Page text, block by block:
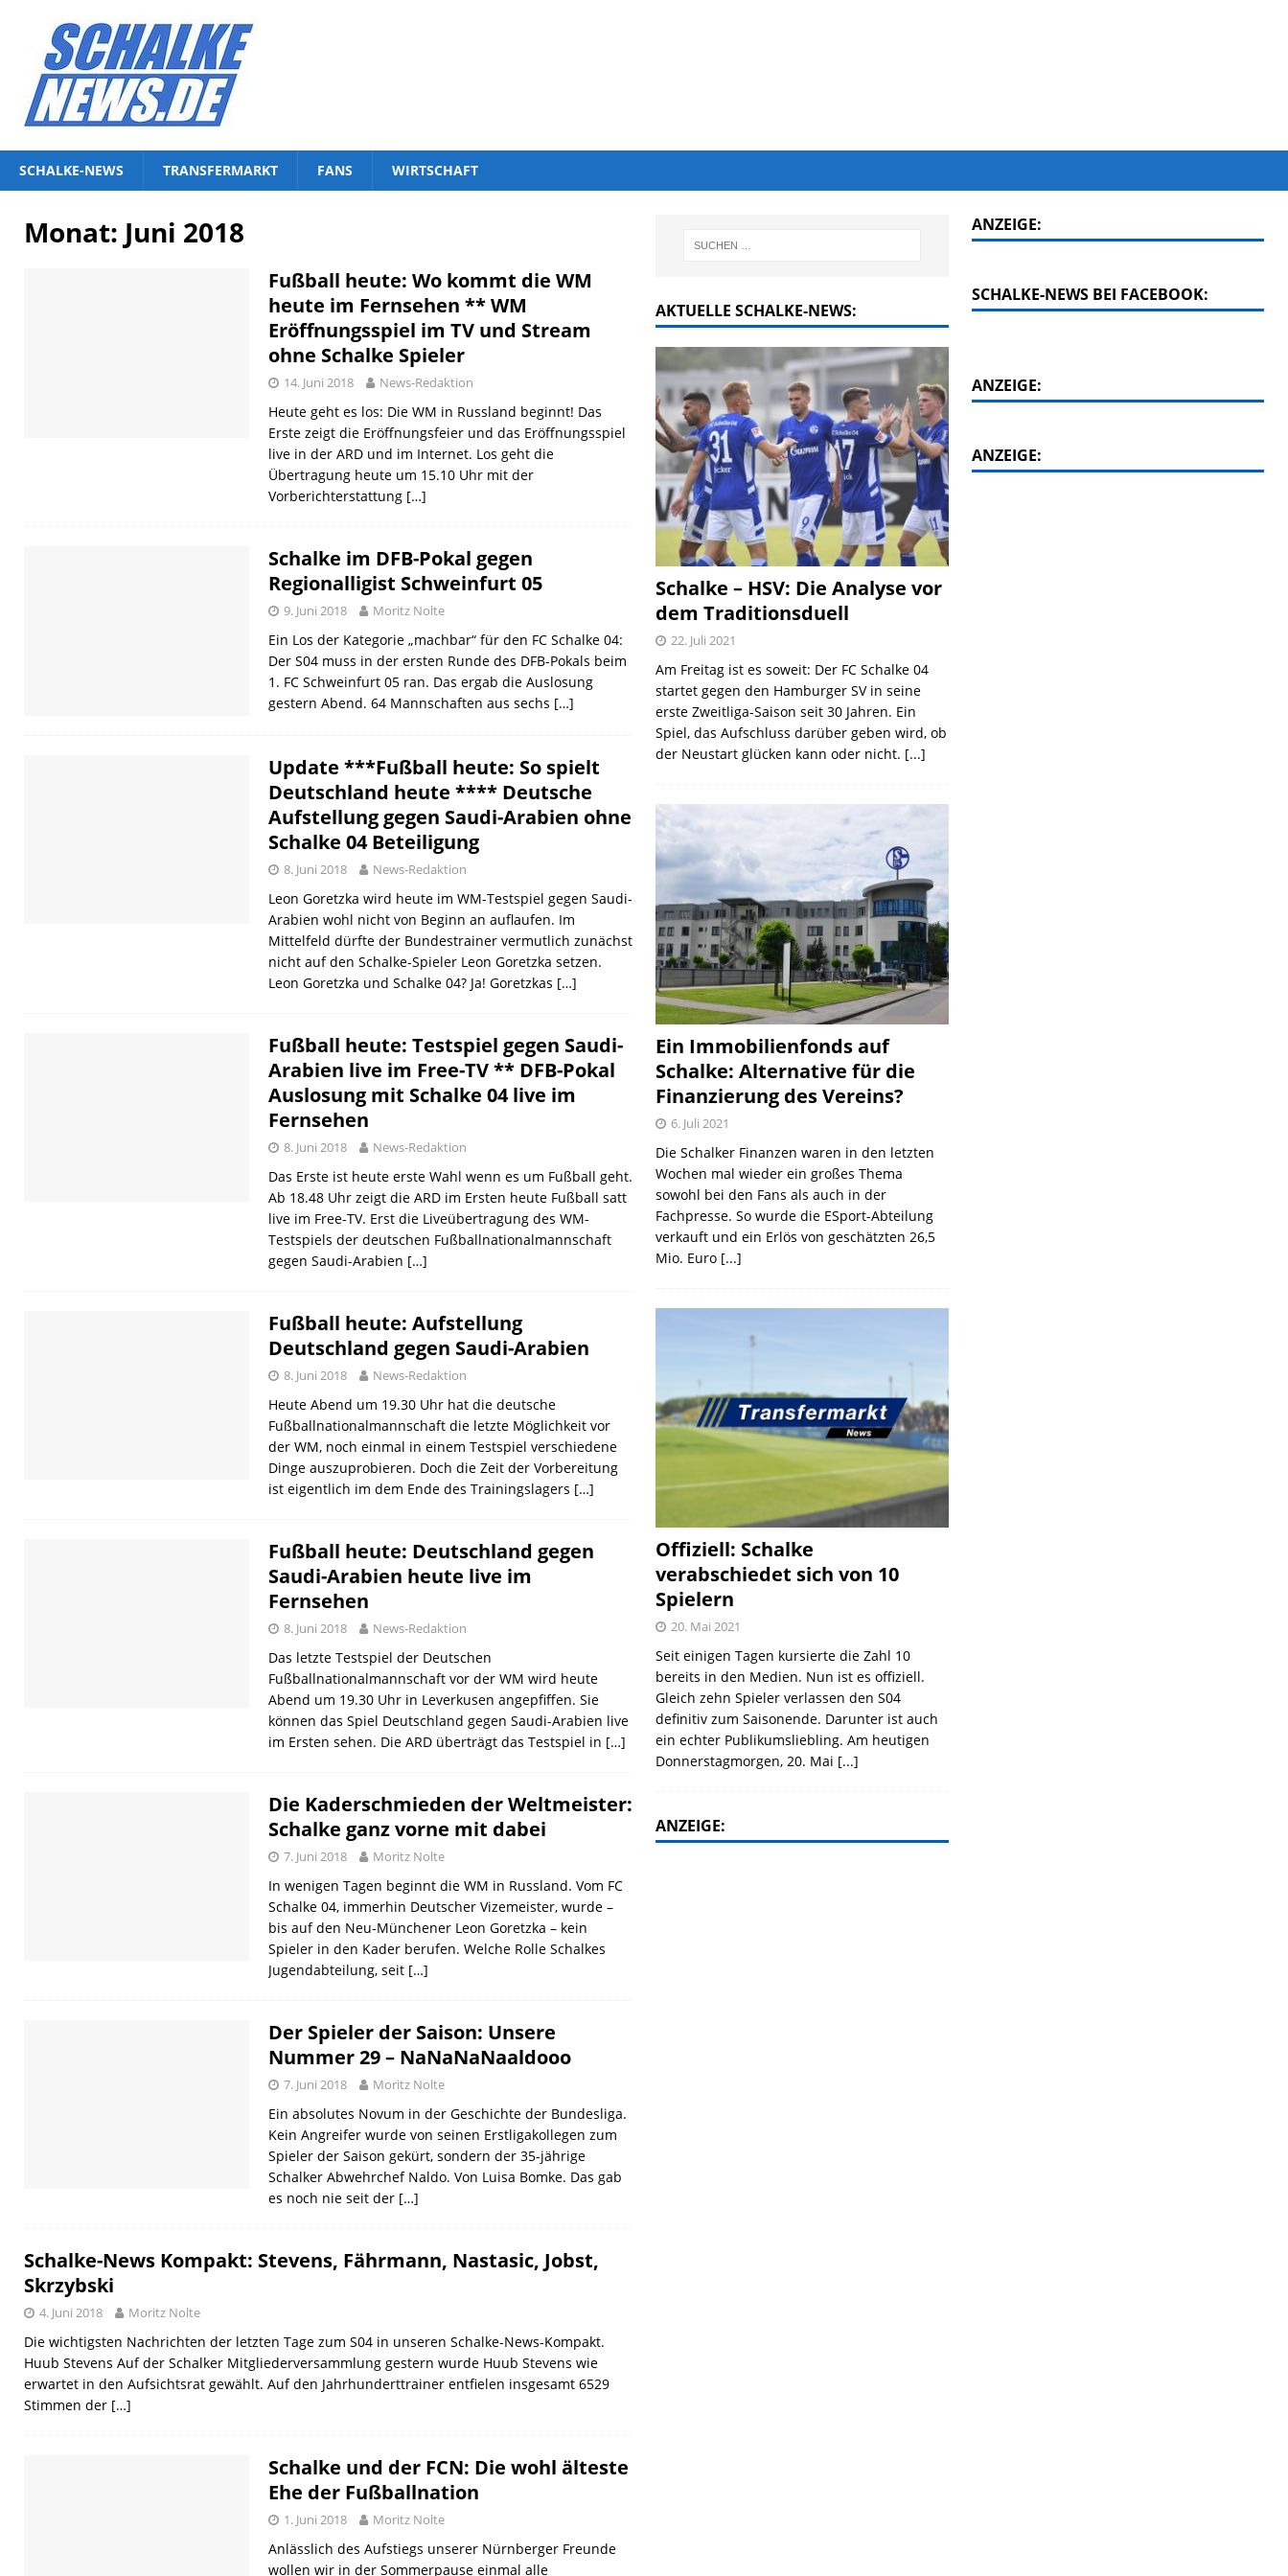
SCHALKE-NEWS TRANSFERMARKT FANS WIRTSCHAFT
Monat: Juni 2018
Fußball heute: Wo kommt die WM
heute im Fernsehen ** WM
Eröffnungsspiel im TV und Stream
ohne Schalke Spieler
14. Juni 2018 News-Redaktion
Heute geht es los: Die WM in Russland beginnt! Das
Erste zeigt die Eröffnungsfeier und das Eröffnungsspiel
live in der ARD und im Internet. Los geht die
Übertragung heute um 15.10 Uhr mit der
Vorberichterstattung […]
Schalke im DFB-Pokal gegen
Regionalligist Schweinfurt 05
9. Juni 2018 Moritz Nolte
Ein Los der Kategorie „machbar“ für den FC Schalke 04:
Der S04 muss in der ersten Runde des DFB-Pokals beim
1. FC Schweinfurt 05 ran. Das ergab die Auslosung
gestern Abend. 64 Mannschaften aus sechs […]
Update ***Fußball heute: So spielt
Deutschland heute **** Deutsche
Aufstellung gegen Saudi-Arabien ohne
Schalke 04 Beteiligung
8. Juni 2018 News-Redaktion
Leon Goretzka wird heute im WM-Testspiel gegen Saudi-
Arabien wohl nicht von Beginn an auflaufen. Im
Mittelfeld dürfte der Bundestrainer vermutlich zunächst
nicht auf den Schalke-Spieler Leon Goretzka setzen.
Leon Goretzka und Schalke 04? Ja! Goretzkas […]
Fußball heute: Testspiel gegen Saudi-
Arabien live im Free-TV ** DFB-Pokal
Auslosung mit Schalke 04 live im
Fernsehen
8. Juni 2018 News-Redaktion
Das Erste ist heute erste Wahl wenn es um Fußball geht.
Ab 18.48 Uhr zeigt die ARD im Ersten heute Fußball satt
live im Free-TV. Erst die Liveübertragung des WM-
Testspiels der deutschen Fußballnationalmannschaft
gegen Saudi-Arabien […]
Fußball heute: Aufstellung
Deutschland gegen Saudi-Arabien
8. Juni 2018 News-Redaktion
Heute Abend um 19.30 Uhr hat die deutsche
Fußballnationalmannschaft die letzte Möglichkeit vor
der WM, noch einmal in einem Testspiel verschiedene
Dinge auszuprobieren. Doch die Zeit der Vorbereitung
ist eigentlich im dem Ende des Trainingslagers […]
Fußball heute: Deutschland gegen
Saudi-Arabien heute live im
Fernsehen
8. Juni 2018 News-Redaktion
Das letzte Testspiel der Deutschen
Fußballnationalmannschaft vor der WM wird heute
Abend um 19.30 Uhr in Leverkusen angepfiffen. Sie
können das Spiel Deutschland gegen Saudi-Arabien live
im Ersten sehen. Die ARD überträgt das Testspiel in […]
Die Kaderschmieden der Weltmeister:
Schalke ganz vorne mit dabei
7. Juni 2018 Moritz Nolte
In wenigen Tagen beginnt die WM in Russland. Vom FC
Schalke 04, immerhin Deutscher Vizemeister, wurde –
bis auf den Neu-Münchener Leon Goretzka – kein
Spieler in den Kader berufen. Welche Rolle Schalkes
Jugendabteilung, seit […]
Der Spieler der Saison: Unsere
Nummer 29 – NaNaNaNaaldooo
7. Juni 2018 Moritz Nolte
Ein absolutes Novum in der Geschichte der Bundesliga.
Kein Angreifer wurde von seinen Erstligakollegen zum
Spieler der Saison gekürt, sondern der 35-jährige
Schalker Abwehrchef Naldo. Von Luisa Bomke. Das gab
es noch nie seit der […]
Schalke-News Kompakt: Stevens, Fährmann, Nastasic, Jobst,
Skrzybski
4. Juni 2018 Moritz Nolte
Die wichtigsten Nachrichten der letzten Tage zum S04 in unseren Schalke-News-Kompakt.
Huub Stevens Auf der Schalker Mitgliederversammlung gestern wurde Huub Stevens wie
erwartet in den Aufsichtsrat gewählt. Auf den Jahrhunderttrainer entfielen insgesamt 6529
Stimmen der […]
Schalke und der FCN: Die wohl älteste
Ehe der Fußballnation
1. Juni 2018 Moritz Nolte
Anlässlich des Aufstiegs unserer Nürnberger Freunde
wollen wir in der Sommerpause einmal alle
AKTUELLE SCHALKE-NEWS:
Schalke – HSV: Die Analyse vor
dem Traditionsduell
22. Juli 2021
Am Freitag ist es soweit: Der FC Schalke 04
startet gegen den Hamburger SV in seine
erste Zweitliga-Saison seit 30 Jahren. Ein
Spiel, das Aufschluss darüber geben wird, ob
der Neustart glücken kann oder nicht. [...]
Ein Immobilienfonds auf
Schalke: Alternative für die
Finanzierung des Vereins?
6. Juli 2021
Die Schalker Finanzen waren in den letzten
Wochen mal wieder ein großes Thema
sowohl bei den Fans als auch in der
Fachpresse. So wurde die ESport-Abteilung
verkauft und ein Erlös von geschätzten 26,5
Mio. Euro [...]
Offiziell: Schalke
verabschiedet sich von 10
Spielern
20. Mai 2021
Seit einigen Tagen kursierte die Zahl 10
bereits in den Medien. Nun ist es offiziell.
Gleich zehn Spieler verlassen den S04
definitiv zum Saisonende. Darunter ist auch
ein echter Publikumsliebling. Am heutigen
Donnerstagmorgen, 20. Mai [...]
ANZEIGE:
ANZEIGE:
SCHALKE-NEWS BEI FACEBOOK:
ANZEIGE:
ANZEIGE: